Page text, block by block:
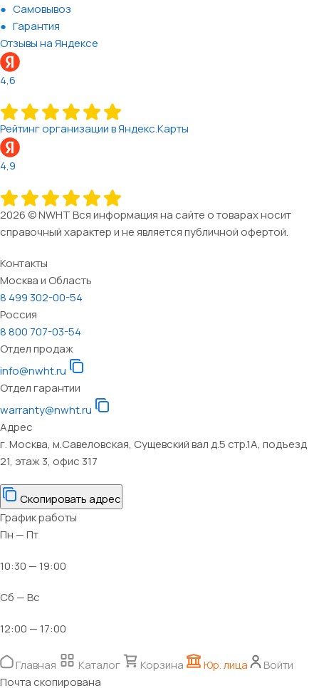
Самовывоз
Гарантия
Отзывы на Яндексе
4,6
Рейтинг организации в Яндекс.Карты
4,9
2026 © NWHT Вся информация на сайте о товарах носит
справочный характер и не является публичной офертой.
Контакты
Москва и Область
8 499 302-00-54
Россия
8 800 707-03-54
Отдел продаж
info@nwht.ru
Отдел гарантии
warranty@nwht.ru
Адрес
г. Москва, м.Савеловская, Сущевский вал д.5 стр.1А, подъезд
21, этаж 3, офис 317
Скопировать адрес
График работы
Пн — Пт
10:30 — 19:00
Сб — Вс
12:00 — 17:00
Главная Каталог Корзина Юр. лица
Войти
Почта скопирована